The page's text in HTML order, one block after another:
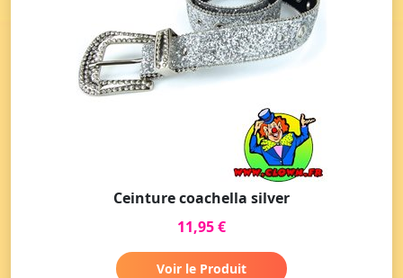
Ceinture coachella silver
11,95 €
Voir le Produit